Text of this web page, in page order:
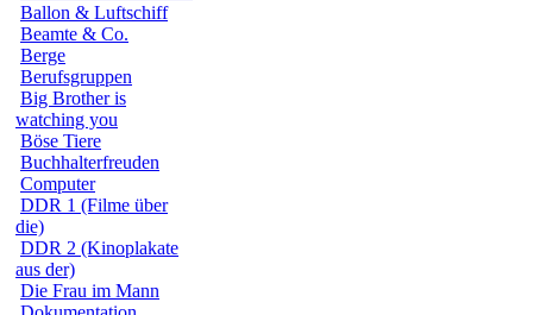
Ballon & Luftschiff
Beamte & Co.
Berge
Berufsgruppen
Big Brother is
watching you
Böse Tiere
Buchhalterfreuden
Computer
DDR 1 (Filme über
die)
DDR 2 (Kinoplakate
aus der)
Die Frau im Mann